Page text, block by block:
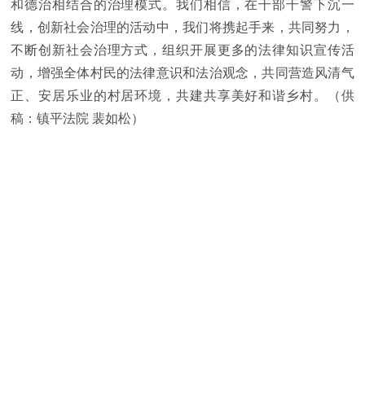
和德治相结合的治理模式。我们相信，在干部干警下沉一
线，创新社会治理的活动中，我们将携起手来，共同努力，
不断创新社会治理方式，组织开展更多的法律知识宣传活
动，增强全体村民的法律意识和法治观念，共同营造风清气
正、安居乐业的村居环境，共建共享美好和谐乡村。（供
稿：镇平法院 裴如松）